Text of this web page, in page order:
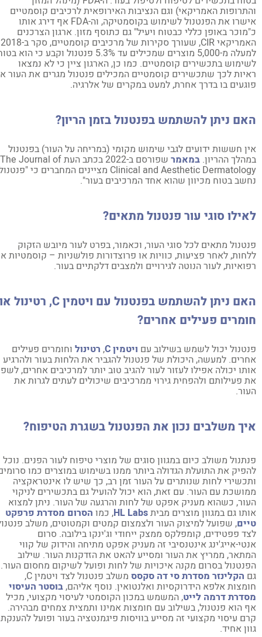
האמריקאי) וגם הנציבות האירופאית לרכיבים קוסמטיים
אישרו את הפנטנול לשימוש בקוסמטיקה, וה-FDA אף דירג אותו
באופן כללי כבטוח ויעיל" גם כתוסף מזון. ארגון הצרכנים
האמריקאי CIR, שעורך סקירות של מרכיבים קוסמטיים, סקר ב-2018
למעלה מ-5,000 מוצרים שמכילים עד 5.3% פנטנול וקבע כי הוא בטוח
בתכשירים קוסמטיים. כמו כן, הארגון ציין כי לא נמצאו
לכך שתכשירים קוסמטיים המכילים פנטנול מגרים את העור או
בו בדרך אחרת, למעט במקרים של אלרגיה.
ניתן להשתמש בפנטנול בזמן הריון?
חששות ידועים לגבי שימוש מקומי (במריחה על העור) בפנטנול
ההריון.במאמר שפורסם ב-2022 בכתב העת The Journal of
Clinical and Aesthetic Dermatology מציינים המחברים כי "פנטנול
בטוח מכיוון שהוא אחד המרכיבים בעור".
סוגי עור פנטנול מתאים?
מתאים לכל סוגי העור, וכאמור, בפרט לעור מיובש הזקוק
לאחר פציעות, כוויות או פרוצדורות פולשניות – קוסמטיות או
לעור הנוטה לגירויים ולמצבים דלקתיים בעור.
ניתן להשתמש בפנטנול עם ויטמיןC, רטינול או
פעילים אחרים?
יכול לשמש בשילוב עםויטמין C ,רטינולוחומרים פעילים
למעשה, היכולת של פנטנול להגביר את הלחות בעור ולהרגיע
יכולה אפילו לעזור לעור להגיב טוב יותר למרכיבים אחרים, לשפר
פעילותם ולהפחית גירוי ממרכיבים שיכולים לעתים לגרות את
משלבים נכון את הפנטנול בשגרת הטיפוח?
משולב כיום במגוון סוגים של מוצרי טיפוח לעור הפנים. נוכל
את התועלת הגדולה ביותר ממנו בשימוש במוצרים כמו סרומים
לחות שנותרים על העור זמן רב, כך שיש לו אינטראקציה
עם העור. עם זאת, הוא יכול להועיל גם בתכשירים לניקוי
כשהוא מעניק אפקט של לחות והרגעה של העור. ניתן למצוא
גם במגוון מוצרים מביתHL Labs , כמוהסרום מסדרת פרפקט
, שפועל למיצוק העור ולצמצום קמטים וקמטוטים, משלב פנטנול
פפטידים, קומפלקס ממצק ייחודי וג'ינקו בילובה. סרום
אייג'ינג אינטנסיבי זה מעניק אפקט מתיחה והידוק של קווי
ממריץ את העור ומסייע להאט את הזדקנות העור. שילוב
בסרום מקנה איכויות של לחות ופועל לשיקום מחסום העור.
הקלינזר מסדרת סי דה סקסס משלב פנטנול לצד ויטמין C,
אלפא הידרוקסיות ואלנטואין. נוסף אליהם,בוסטר העיסוי
דרמה לייט, המשמש במכון הקוסמטי לעיסוי מקצועי, מכיל
הוא פנטנול, בשילוב עם חומצות אמינו ותמצית צמחים מבהירה.
עיסוי מקצועי זה מסייע בוויסות פיגמנטציה בעור ופועל להענקת
אחיד.